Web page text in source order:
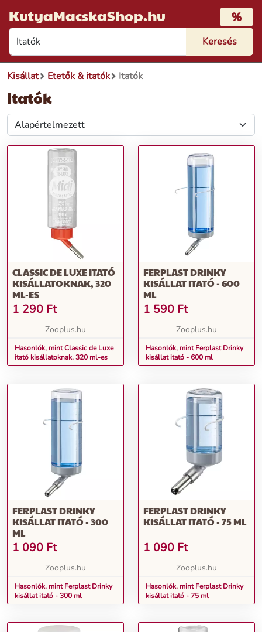
KutyaMacskaShop.hu %
Kisállat Etetők & itatók Itatók
Itatók
CLASSIC DE LUXE ITATÓ
KISÁLLATOKNAK, 320
ML-ES
1 290 Ft
Zooplus.hu
Hasonlók, mint Classic de Luxe
itató kisállatoknak, 320 ml-es
FERPLAST DRINKY
KISÁLLAT ITATÓ - 600
ML
1 590 Ft
Zooplus.hu
Hasonlók, mint Ferplast Drinky
kisállat itató - 600 ml
FERPLAST DRINKY
KISÁLLAT ITATÓ - 300
ML
1 090 Ft
Zooplus.hu
Hasonlók, mint Ferplast Drinky
kisállat itató - 300 ml
FERPLAST DRINKY
KISÁLLAT ITATÓ - 75 ML
1 090 Ft
Zooplus.hu
Hasonlók, mint Ferplast Drinky
kisállat itató - 75 ml